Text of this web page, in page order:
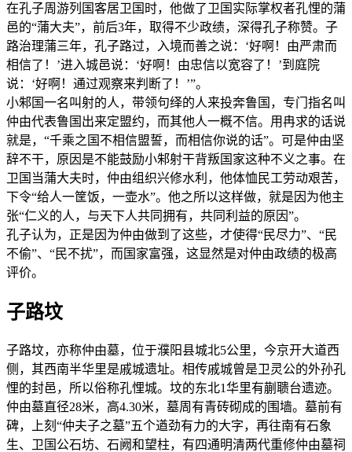
在孔子周游列国客居卫国时，他做了卫国实际掌权者孔悝的蒲
邑的“蒲大夫”，前后3年，取得不少政绩，深得孔子称赞。子
路治理蒲三年，孔子路过，入境而善之说：‘好啊！由严肃而
相信了！’进入城邑说：‘好啊！由忠信以宽容了！’到庭院
说：‘好啊！通过观察来判断了！’”。
小邾国一名叫射的人，带领句绎的人来投奔鲁国，专门指名叫
仲由代表鲁国出来定盟约，而其他人一概不信。用冉求的话说
就是，“千乘之国不相信盟誓，而相信你说的话”。可是仲由坚
辞不干，原因是不能鼓励小邾射干背叛国家这种不义之事。在
卫国当蒲大夫时，仲由组织兴修水利，他体恤民工劳动艰苦，
下令“给人一筐饭，一壶水”。他之所以这样做，就是因为他主
张“仁义的人，与天下人共同拥有，共同利益的原因”。
孔子认为，正是因为仲由做到了这些，才使得“民尽力”、“民
不偷”、“民不扰”，而国家富强，这显然是对仲由政绩的极高
评价。
子路坟
子路坟，亦称仲由墓，位于濮阳县城北5公里，今京开大道西
侧，其西南半华里是戚城遗址。相传戚城曾是卫灵公的外孙孔
悝的封邑，所以俗称孔悝城。坟的东北1华里有蒯聩台遗迹。
仲由墓直径28米，高4.30米，墓周有青砖砌成的围墙。墓前有
碑，上刻“仲夫子之墓”五个遒劲有力的大字，再往南有石象
生、卫国公石坊、石阙和望柱，有四通明清两代重修仲由墓祠